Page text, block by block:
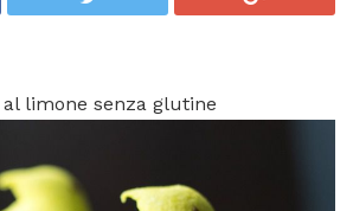
limone senza glutine